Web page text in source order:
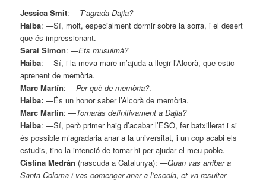
Jessica Smit: —T’agrada Dajla?
Haiba: —Sí, molt, especialment dormir sobre la sorra, i el desert
que és impressionant.
Sarai Simon:—Ets musulmà?
Haiba: —Sí, i la meva mare m’ajuda a llegir l’Alcorà, que estic
aprenent de memòria.
Marc Martín:—Per què de memòria?.
Haiba: —És un honor saber l’Alcorà de memòria.
Marc Martín:—Tornaràs definitivament a Dajla?
Haiba: —Sí, però primer haig d’acabar l’ESO, fer batxillerat i si
és possible m’agradaria anar a la universitat, i un cop acabi els
estudis, tinc la intenció de tornar-hi per ajudar el meu poble.
Cistina Medrán (nascuda a Catalunya):—Quan vas arribar a
Santa Coloma i vas començar anar a l’escola, et va resultar